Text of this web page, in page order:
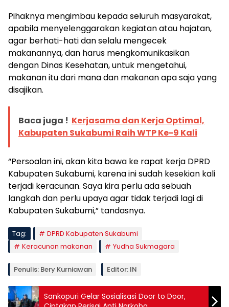
Pihaknya mengimbau kepada seluruh masyarakat,
apabila menyelenggarakan kegiatan atau hajatan,
agar berhati-hati dan selalu mengecek
makanannya, dan harus mengkomunikasikan
dengan Dinas Kesehatan, untuk mengetahui,
makanan itu dari mana dan makanan apa saja yang
disajikan.
Baca juga ! Kerjasama dan Kerja Optimal,
Kabupaten Sukabumi Raih WTP Ke-9 Kali
“Persoalan ini, akan kita bawa ke rapat kerja DPRD
Kabupaten Sukabumi, karena ini sudah kesekian kali
terjadi keracunan. Saya kira perlu ada sebuah
langkah dan perlu upaya agar tidak terjadi lagi di
Kabupaten Sukabumi,” tandasnya.
Tag:
DPRD Kabupaten Sukabumi
Keracunan makanan
Yudha Sukmagara
Penulis: Bery Kurniawan Editor: IN
Sankopuri Gelar Sosialisasi Door to Door,